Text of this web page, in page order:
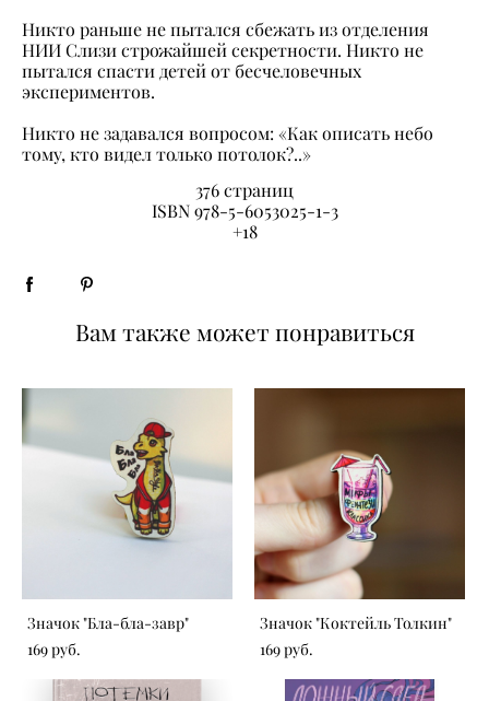
Никто раньше не пытался сбежать из отделения
НИИ Слизи строжайшей секретности. Никто не
пытался спасти детей от бесчеловечных
экспериментов.
Никто не задавался вопросом: «Как описать небо
тому, кто видел только потолок?..»
376 страниц
ISBN 978-5-6053025-1-3
+18
Вам также может понравиться
Значок "Бла-бла-завр"
169 pуб.
Значок "Коктейль Толкин"
169 pуб.